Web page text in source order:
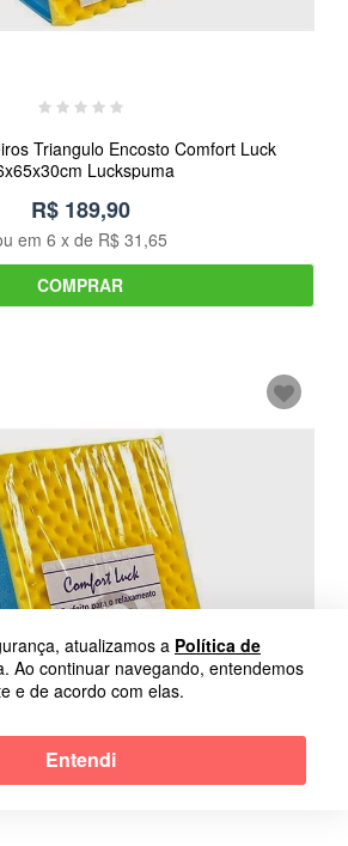
Triangulo Encosto Comfort Luck
Luckspuma
R$ 189,90
em 6 x de R$ 31,65
COMPRAR
atualizamos a Política de
Ao continuar navegando, entendemos
e de acordo com elas.
Entendi